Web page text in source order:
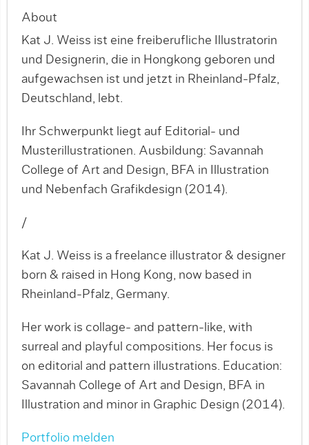
About
Kat J. Weiss ist eine freiberufliche Illustratorin
und Designerin, die in Hongkong geboren und
aufgewachsen ist und jetzt in Rheinland-Pfalz,
Deutschland, lebt.
Ihr Schwerpunkt liegt auf Editorial- und
Musterillustrationen. Ausbildung: Savannah
College of Art and Design, BFA in Illustration
und Nebenfach Grafikdesign (2014).
/
Kat J. Weiss is a freelance illustrator & designer
born & raised in Hong Kong, now based in
Rheinland-Pfalz, Germany.
Her work is collage- and pattern-like, with
surreal and playful compositions. Her focus is
on editorial and pattern illustrations. Education:
Savannah College of Art and Design, BFA in
Illustration and minor in Graphic Design (2014).
Portfolio melden